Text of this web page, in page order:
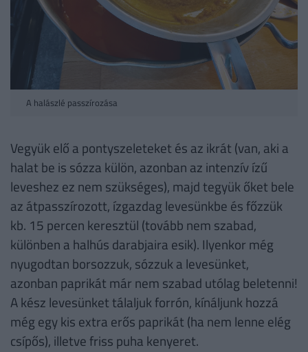
A halászlé passzírozása
Vegyük elő a pontyszeleteket és az ikrát (van, aki a
halat be is sózza külön, azonban az intenzív ízű
leveshez ez nem szükséges), majd tegyük őket bele
az átpasszírozott, ízgazdag levesünkbe és főzzük
kb. 15 percen keresztül (tovább nem szabad,
különben a halhús darabjaira esik). Ilyenkor még
nyugodtan borsozzuk, sózzuk a levesünket,
azonban paprikát már nem szabad utólag beletenni!
A kész levesünket tálaljuk forrón, kínáljunk hozzá
még egy kis extra erős paprikát (ha nem lenne elég
csípős), illetve friss puha kenyeret.